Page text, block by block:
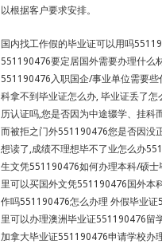
以根据客户要求安排。
国内找工作假的毕业证可以用吗
551190476要定居国外需要办理什么
551190476入职国企/事业单位需要
科拿不到毕业证怎么办, 毕业证丢了
历认证吗,您是否因为中途辍学、挂
而被拒之门外551190476您是否因没
想读了,成绩不理想毕不了业怎么办
生文凭551190476如何办理本科/硕
里可以买国外文凭551190476国外本
作吗551190476怎么办理 外假毕业
里可以办理澳洲毕业证551190476留
加拿大毕业证551190476申请学校办